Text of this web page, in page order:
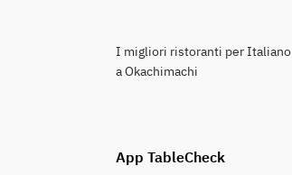
I migliori ristoranti per Italiano
a Okachimachi
App TableCheck